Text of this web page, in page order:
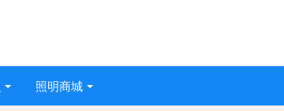
照明商城